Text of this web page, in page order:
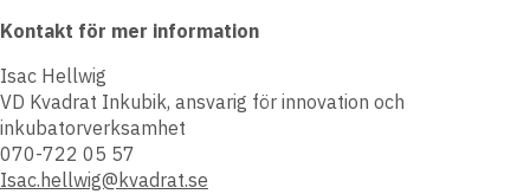
Kontakt för mer information
Isac Hellwig
VD Kvadrat Inkubik, ansvarig för innovation och
inkubatorverksamhet
070-722 05 57
Isac.hellwig@kvadrat.se